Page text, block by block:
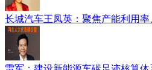
长城汽车王凤英：聚焦产能利用